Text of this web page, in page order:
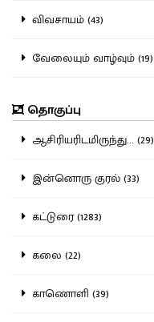
விவசாயம் (43)
வேலையும் வாழ்வும் (19)
தொகுப்பு
ஆசிரியரிடமிருந்து... (29)
இன்னொரு குரல் (33)
கட்டுரை (1283)
கலை (22)
காணொளி (39)